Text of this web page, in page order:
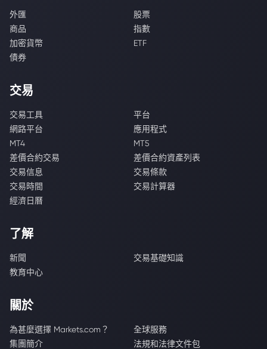
外匯
股票
商品
指數
加密貨幣
ETF
債券
交易
交易工具
平台
網路平台
應用程式
MT4
MT5
差價合約交易
差價合約資產列表
交易信息
交易條款
交易時間
交易計算器
經濟日曆
了解
新聞
交易基礎知識
教育中心
關於
為甚麼選擇 Markets.com？
全球服務
集團簡介
法規和法律文件包